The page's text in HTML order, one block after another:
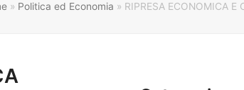
» Politica ed Economia » RIPRESA ECONOMICA E